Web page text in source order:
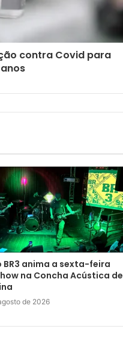
contra Covid para
BR3 anima a sexta-feira
na Concha Acústica de
de 2026